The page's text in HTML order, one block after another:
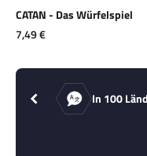
CATAN - Das Würfelspiel
Angebot
7,49 €
In 100